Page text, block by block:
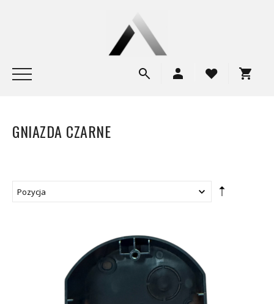
GNIAZDA CZARNE